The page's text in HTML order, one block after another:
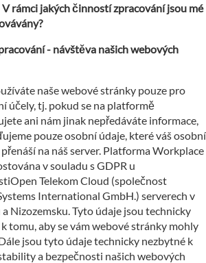
rámci jakých činností zpracování jsou mé
- návštěva našich webových
naše webové stránky pouze pro
účely, tj. pokud se na platformě
ani nám jinak nepředáváte informace,
pouze osobní údaje, které váš osobní
na náš server. Platforma Workplace
v souladu s GDPR u
Telekom Cloud (společnost
International GmbH.) serverech v
Nizozemsku. Tyto údaje jsou technicky
tomu, aby se vám webové stránky mohly
jsou tyto údaje technicky nezbytné k
a bezpečnosti našich webových